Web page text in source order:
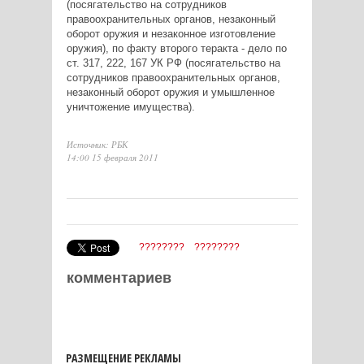
(посягательство на сотрудников
правоохранительных органов, незаконный
оборот оружия и незаконное изготовление
оружия), по факту второго теракта - дело по
ст. 317, 222, 167 УК РФ (посягательство на
сотрудников правоохранительных органов,
незаконный оборот оружия и умышленное
уничтожение имущества).
Источник: РБК
14:00 15 февраля 2011
???????? ????????
комментариев
РАЗМЕЩЕНИЕ РЕКЛАМЫ